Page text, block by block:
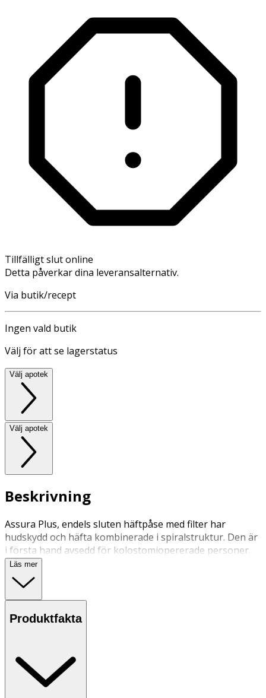
Tillfälligt slut online
Detta påverkar dina leveransalternativ.
Via butik/recept
Ingen vald butik
Välj för att se lagerstatus
Välj apotek
Välj apotek
Beskrivning
Assura Plus, endels sluten häftpåse med filter har
hudskydd och häfta kombinerade i spiralstruktur. Den är
i första hand avsedd för kolostomiopererade personer.
Läs mer
Produktfakta